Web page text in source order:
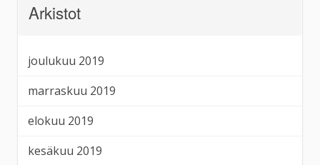
Arkistot
joulukuu 2019
marraskuu 2019
elokuu 2019
kesäkuu 2019